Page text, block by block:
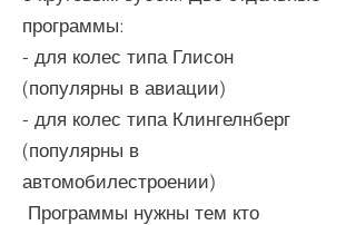
программы:
- для колес типа Глисон
(популярны в авиации)
- для колес типа Клингелнберг
(популярны в
автомобилестроении)
Программы нужны тем кто